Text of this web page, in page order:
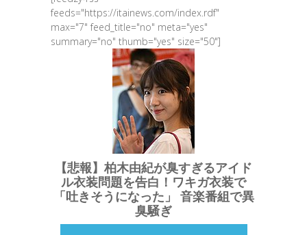
feeds="https://itainews.com/index.rdf"
max="7" feed_title="no" meta="yes"
summary="no" thumb="yes" size="50"]
【悲報】柏木由紀が臭すぎるアイド
ル衣装問題を告白！ワキガ衣装で
「吐きそうになった」 音楽番組で異
臭騒ぎ